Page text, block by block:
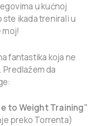
u kućnoj
ste ikada trenirali u
fantastika koja ne
Predlažem da
to Weight Training”
preko Torrenta)